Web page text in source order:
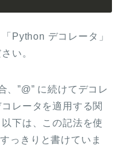
Python デコレータ」
い。
”@” に続けてデコレ
レータを適用する関
下は、この記法を使
っきりと書けていま